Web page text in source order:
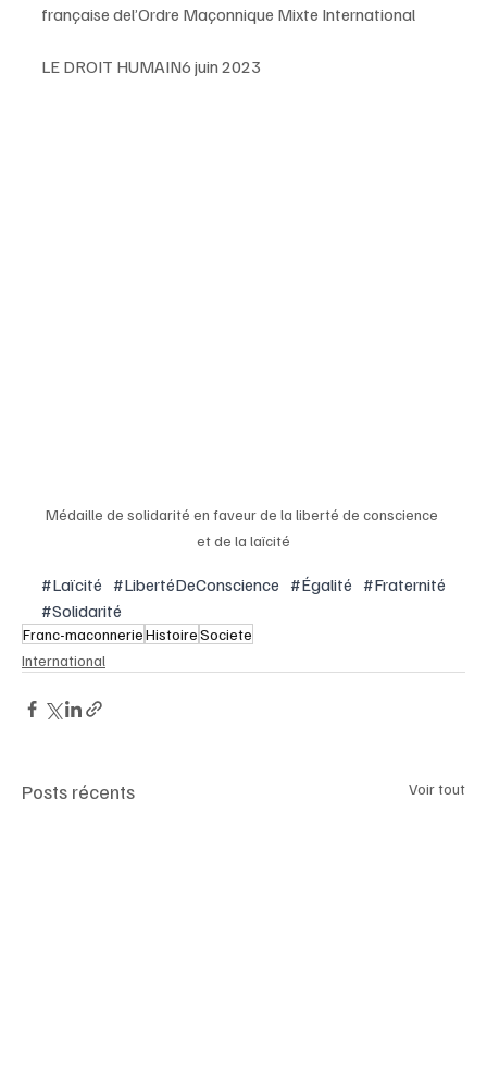
française del’Ordre Maçonnique Mixte International
LE DROIT HUMAIN6 juin 2023
Médaille de solidarité en faveur de la liberté de conscience
et de la laïcité
#Laïcité #LibertéDeConscience #Égalité #Fraternité
#Solidarité
Franc-maconnerieHistoireSociete
International
Posts récents Voir tout